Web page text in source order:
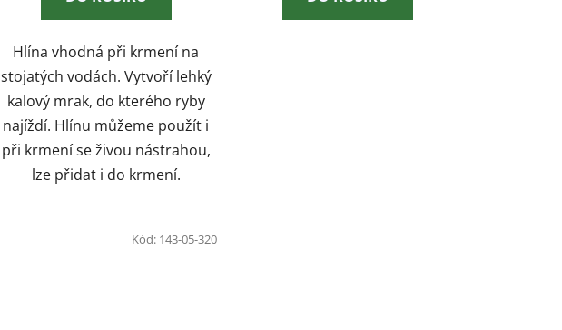
Hlína vhodná při krmení na
stojatých vodách. Vytvoří lehký
kalový mrak, do kterého ryby
najíždí. Hlínu můžeme použít i
při krmení se živou nástrahou,
lze přidat i do krmení.
Kód: 143-05-320